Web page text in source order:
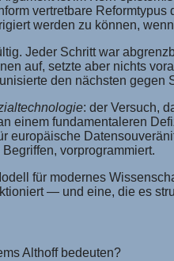
vertretbare Reformtypus
werden zu können,
Jeder Schritt war
auf, setzte aber nichts
den nächsten gegen
: der Versuch,
einem fundamentaleren
europäische
vorprogrammiert.
für modernes
— und eine, die es
Althoff bedeuten?